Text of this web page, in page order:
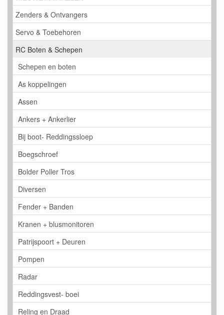
Zenders & Ontvangers
Servo & Toebehoren
RC Boten & Schepen
Schepen en boten
As koppelingen
Assen
Ankers + Ankerlier
Bij boot- Reddingssloep
Boegschroef
Bolder Poller Tros
Diversen
Fender + Banden
Kranen + blusmonitoren
Patrijspoort + Deuren
Pompen
Radar
Reddingsvest- boei
Reling en Draad